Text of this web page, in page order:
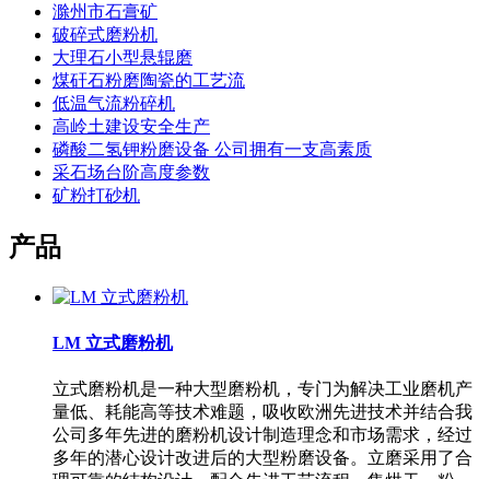
滁州市石膏矿
破碎式磨粉机
大理石小型悬辊磨
煤矸石粉磨陶瓷的工艺流
低温气流粉碎机
高岭土建设安全生产
磷酸二氢钾粉磨设备 公司拥有一支高素质
采石场台阶高度参数
矿粉打砂机
产品
LM 立式磨粉机
立式磨粉机是一种大型磨粉机，专门为解决工业磨机产
量低、耗能高等技术难题，吸收欧洲先进技术并结合我
公司多年先进的磨粉机设计制造理念和市场需求，经过
多年的潜心设计改进后的大型粉磨设备。立磨采用了合